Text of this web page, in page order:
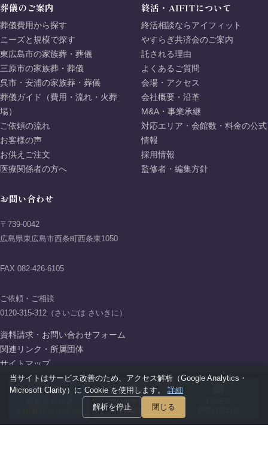
葬儀のご案内
葬儀費用から探す
ニーズと規模で探す
東広島市の家族葬・葬儀
三原市の家族葬・葬儀
呉市・安浦の家族葬・葬儀
葬儀ガイド（費用・流れ・火葬
場）
ご依頼の流れ
お客様の声
お供えご注文
医療関係者の方へ
終活・AIFITについて
終活相談ならアイフィット
やすらぎ共済会のご案内
託される理由
よくあるご質問
会場・アクセス
会社概要・沿革
M&A・事業承継
対応エリア・会館数・料金の公式
情報
採用情報
監修者・編集方針
お問い合わせ
〒739-0042
広島県東広島市西条町西条東1050
FAX 082-426-6105
ご依頼・ご相談
0120-315-312（さいごは さいきに）
資料請求・お問い合わせフォーム
関連リンク・所属団体
サイトマップ
プライバシーポリシー
当サイトはサービス改善のため、アクセス解析（Google Analytics・
Microsoft Clarity）に Cookie を使用します。 詳細
解析を停止
閉じる